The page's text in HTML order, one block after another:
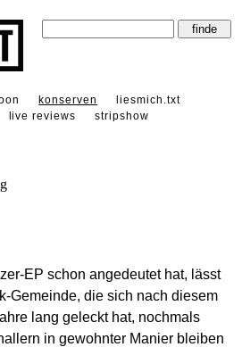
konserven
liesmich.txt
live reviews
stripshow
EP schon angedeutet hat, lässt
Gemeinde, die sich nach diesem
lang geleckt hat, nochmals
in gewohnter Manier bleiben